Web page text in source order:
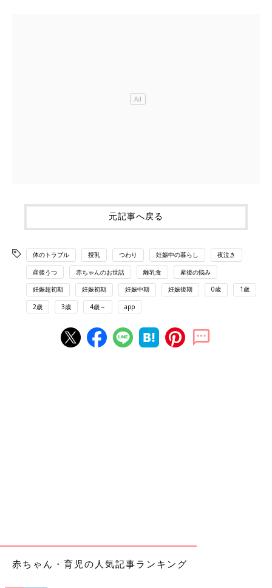
元記事へ戻る
体のトラブル 授乳 つわり 妊娠中の暮らし 夜泣き
産後うつ 赤ちゃんのお世話 離乳食 産後の悩み
妊娠超初期 妊娠初期 妊娠中期 妊娠後期 0歳 1歳
2歳 3歳 4歳～ app
赤ちゃん・育児の人気記事ランキング